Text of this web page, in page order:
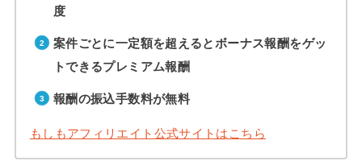
度
案件ごとに一定額を超えるとボーナス報酬をゲッ
トできるプレミアム報酬
報酬の振込手数料が無料
もしもアフィリエイト公式サイトはこちら